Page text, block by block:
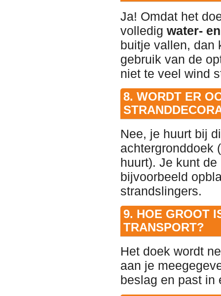
Ja! Omdat het
volledig water-
buitje vallen, dan
gebruik van de
niet te veel wind
8. WORDT ER
Nee, je huurt bij
achtergronddoek
huurt). Je kunt
bijvoorbeeld
strandslingers.
9. HOE GROOT
TRANSPORT?
Het doek wordt
aan je
beslag en past in